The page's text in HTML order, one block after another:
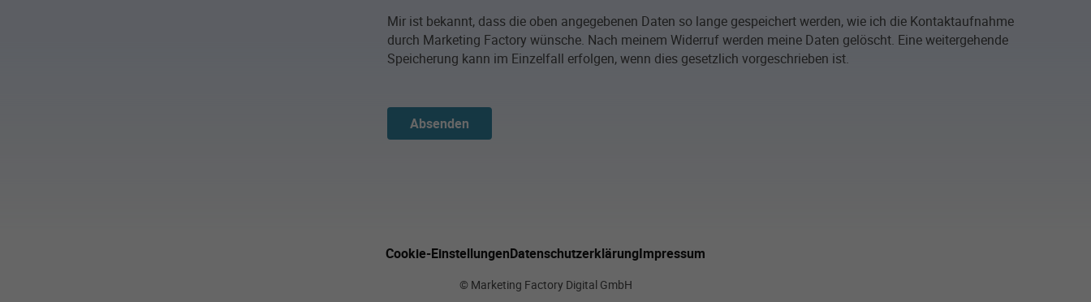
Mir ist bekannt, dass die oben angegebenen Daten so lange gespeichert werden, wie ich die Kontaktaufnahme
durch Marketing Factory wünsche. Nach meinem Widerruf werden meine Daten gelöscht. Eine weitergehende
Speicherung kann im Einzelfall erfolgen, wenn dies gesetzlich vorgeschrieben ist.
Absenden
Cookie-EinstellungenDatenschutzerklärungImpressum
© Marketing Factory Digital GmbH